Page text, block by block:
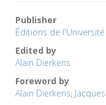
Publisher
Éditions de
Edited by
Alain Dierkens
Foreword by
Alain Dierkens,